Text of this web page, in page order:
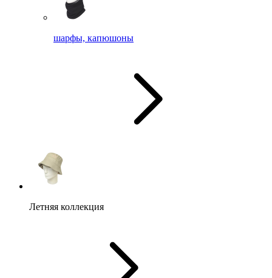
шарфы, капюшоны
Летняя коллекция